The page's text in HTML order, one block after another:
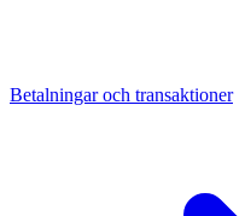
Betalningar och transaktioner